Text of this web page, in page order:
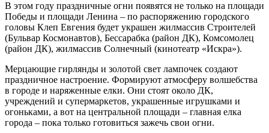
В этом году праздничные огни появятся не только на площади
Победы и площади Ленина – по распоряжению городского
головы Клеп Евгения будет украшен жилмассив Строителей
(Бульвар Космонавтов), Бессарабка (район ДК), Комсомолец
(район ДК), жилмассив Солнечный (кинотеатр «Искра»).
Мерцающие гирлянды и золотой свет лампочек создают
праздничное настроение. Формируют атмосферу волшебства
в городе и наряженные елки. Они стоят около ДК,
учреждений и супермаркетов, украшенные игрушками и
огоньками, а вот на центральной площади – главная елка
города – пока только готовиться зажечь свои огни.